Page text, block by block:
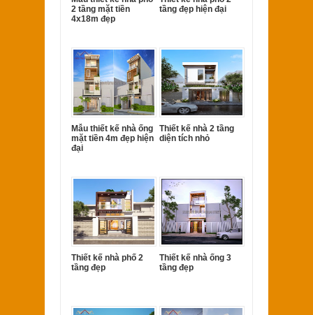
2 tầng mặt tiền
4x18m đẹp
tầng đẹp hiện đại
Mẫu thiết kế nhà ống
mặt tiền 4m đẹp hiện
đại
Thiết kế nhà 2 tầng
diện tích nhỏ
Thiết kế nhà phố 2
tầng đẹp
Thiết kế nhà ống 3
tầng đẹp